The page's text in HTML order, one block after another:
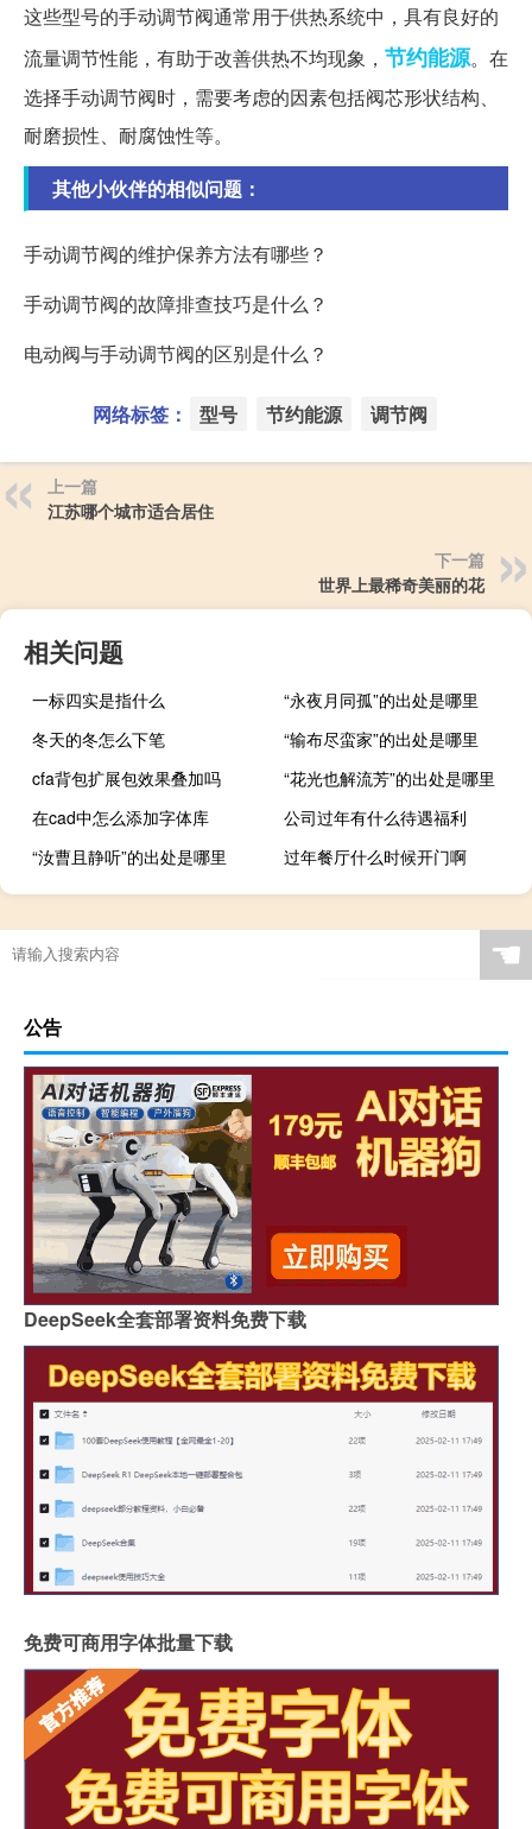
这些型号的手动调节阀通常用于供热系统中，具有良好的
流量调节性能，有助于改善供热不均现象， 节约能源。在
选择手动调节阀时，需要考虑的因素包括阀芯形状结构、
耐磨损性、耐腐蚀性等。
其他小伙伴的相似问题：
手动调节阀的维护保养方法有哪些？
手动调节阀的故障排查技巧是什么？
电动阀与手动调节阀的区别是什么？
网络标签： 型号 节约能源 调节阀
上一篇
江苏哪个城市适合居住
下一篇
世界上最稀奇美丽的花
相关问题
一标四实是指什么
“永夜月同孤”的出处是哪里
冬天的冬怎么下笔
“输布尽蛮家”的出处是哪里
cfa背包扩展包效果叠加吗
“花光也解流芳”的出处是哪里
在cad中怎么添加字体库
公司过年有什么待遇福利
“汝曹且静听”的出处是哪里
过年餐厅什么时候开门啊
☚
公告
DeepSeek全套部署资料免费下载
免费可商用字体批量下载